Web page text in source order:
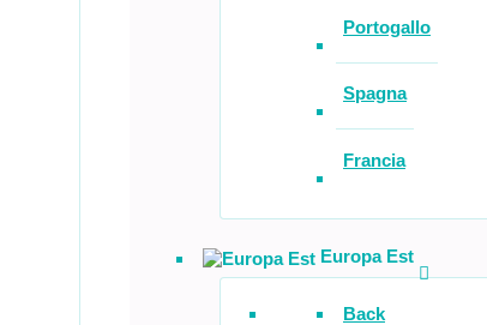
Portogallo
Spagna
Francia
Europa Est
Back